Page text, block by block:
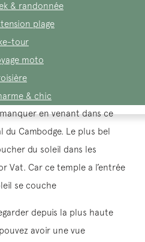
& randonnée
plage
tour
moto
& chic
Croft :Tomb Raider ». Grâce
beaucoup de touristes
coucher du soleil à
en venant dans ce
Cambodge. Le plus bel
du soleil dans les
Vat. Car ce temple a l’entrée
se couche
depuis la plus haute
avoir une vue